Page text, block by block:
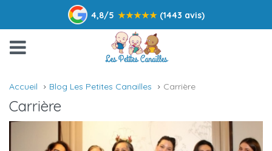
4,8/5 ★★★★★ (1443 avis)
Accueil Blog Les Petites Canailles Carrière
Carrière